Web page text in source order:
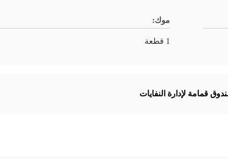
موك:
1 قطعة
قمامة لإدارة النفايات